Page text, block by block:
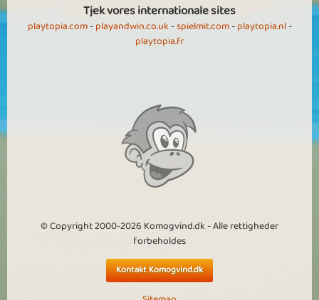
Tjek vores internationale sites
playtopia.com-playandwin.co.uk-spielmit.com-playtopia.nl-
playtopia.fr
© Copyright 2000-2026 Komogvind.dk - Alle rettigheder
forbeholdes
Kontakt Komogvind.dk